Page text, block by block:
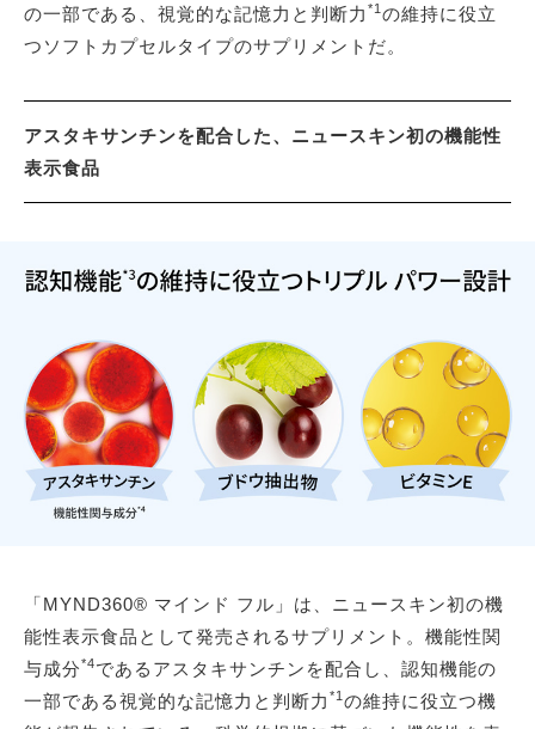
の一部である、視覚的な記憶力と判断力 *1の維持に役立
つソフトカプセルタイプのサプリメントだ。
アスタキサンチンを配合した、ニュースキン初の機能性
表示食品
「MYND360® マインド フル」は、ニュースキン初の機
能性表示食品として発売されるサプリメント。機能性関
与成分*4であるアスタキサンチンを配合し、認知機能の
一部である視覚的な記憶力と判断力 *1 の維持に役立つ機